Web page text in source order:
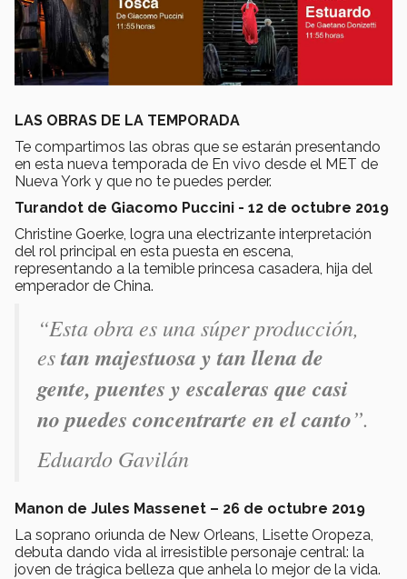
LAS OBRAS DE LA TEMPORADA
Te compartimos las obras que se estarán presentando
en esta nueva temporada de En vivo desde el MET de
Nueva York y que no te puedes perder.
Turandot de Giacomo Puccini - 12 de octubre 2019
Christine Goerke, logra una electrizante interpretación
del rol principal en esta puesta en escena,
representando a la temible princesa casadera, hija del
emperador de China.
“Esta obra es una súper producción,
estan majestuosa y tan llena de
gente, puentes y escaleras que casi
no puedes concentrarte en el canto”.
Eduardo Gavilán
Manon de Jules Massenet – 26 de octubre 2019
La soprano oriunda de New Orleans, Lisette Oropeza,
debuta dando vida al irresistible personaje central: la
joven de trágica belleza que anhela lo mejor de la vida.